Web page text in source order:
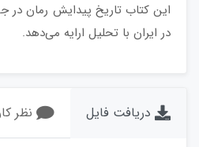
این کتاب تاریخ پیدایش رمان‌ در
در ایران با تحلیل ارایه می‌دهد.
دریافت فایل نظر